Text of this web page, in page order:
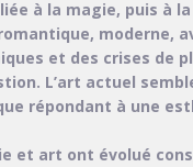
à la magie, puis à
moderne,
et des crises de
L’art actuel
répondant à une
et art ont évolué